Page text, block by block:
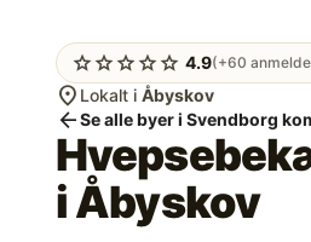
starstarstarstarstar 4.9(+60
location_on Lokalt i Åbyskov
arrow_backSe alle byer i Svendborg
iÅbyskov